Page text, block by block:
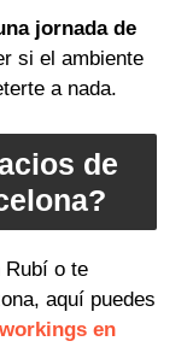
jornada de
si el ambiente
a nada.
de
Rubí o te
aquí puedes
en